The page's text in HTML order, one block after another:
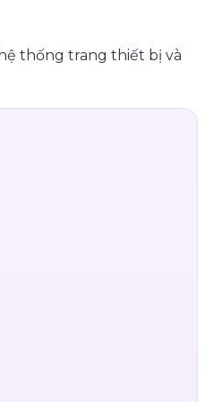
thống trang thiết bị và